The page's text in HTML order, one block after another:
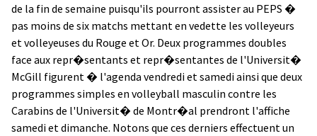
de la fin de semaine puisqu'ils pourront assister au PEPS �
pas moins de six matchs mettant en vedette les volleyeurs
et volleyeuses du Rouge et Or. Deux programmes doubles
face aux repr�sentants et repr�sentantes de l'Universit�
McGill figurent � l'agenda vendredi et samedi ainsi que deux
programmes simples en volleyball masculin contre les
Carabins de l'Universit� de Montr�al prendront l'affiche
samedi et dimanche. Notons que ces derniers effectuent un